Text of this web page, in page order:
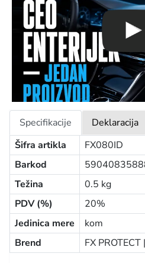
Specifikacije
Deklaracija
Šifra artikla
FX080ID
Barkod
Težina
0.5 kg
PDV (%)
20%
Jedinica mere
kom
Brend
FX PROTECT |